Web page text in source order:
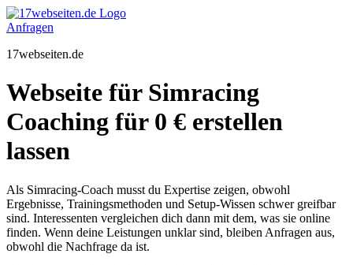
Zum
Inhalt
Anfragen
17webseiten.de
Webseite für Simracing
Coaching für 0 € erstellen
lassen
Als Simracing-Coach musst du Expertise zeigen, obwohl
Ergebnisse, Trainingsmethoden und Setup-Wissen schwer greifbar
sind. Interessenten vergleichen dich dann mit dem, was sie online
finden. Wenn deine Leistungen unklar sind, bleiben Anfragen aus,
obwohl die Nachfrage da ist.